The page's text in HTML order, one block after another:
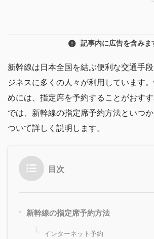
記事内に広告を含みま
新幹線は日本全国を結ぶ便利な交通手
ジネスに多くの人々が利用しています
めには、指定席を予約することがおす
では、新幹線の指定席予約方法といつ
ついて詳しく説明します。
目次
新幹線の指定席予約方法
インターネット予約